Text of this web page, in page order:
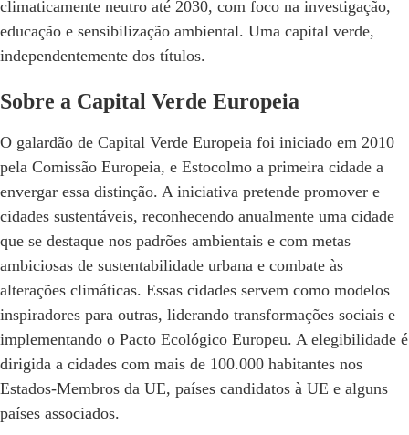
climaticamente neutro até 2030, com foco na investigação,
educação e sensibilização ambiental. Uma capital verde,
independentemente dos títulos.
Sobre a Capital Verde Europeia
O galardão de Capital Verde Europeia foi iniciado em 2010
pela Comissão Europeia, e Estocolmo a primeira cidade a
envergar essa distinção. A iniciativa pretende promover e
cidades sustentáveis, reconhecendo anualmente uma cidade
que se destaque nos padrões ambientais e com metas
ambiciosas de sustentabilidade urbana e combate às
alterações climáticas. Essas cidades servem como modelos
inspiradores para outras, liderando transformações sociais e
implementando o Pacto Ecológico Europeu. A elegibilidade é
dirigida a cidades com mais de 100.000 habitantes nos
Estados-Membros da UE, países candidatos à UE e alguns
países associados.